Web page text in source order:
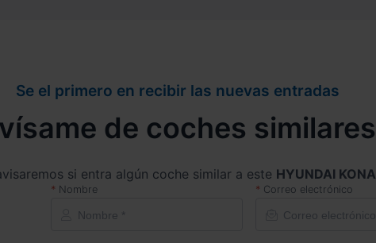
Se el primero en recibir las nuevas entradas
de coches similares
si entra algún coche similar a este HYUNDAI KONA
Nombre Correo electrónico